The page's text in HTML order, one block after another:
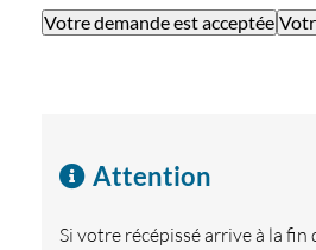
Votre demande est acceptée
Attention
Si votre récépissé arrive à la fin